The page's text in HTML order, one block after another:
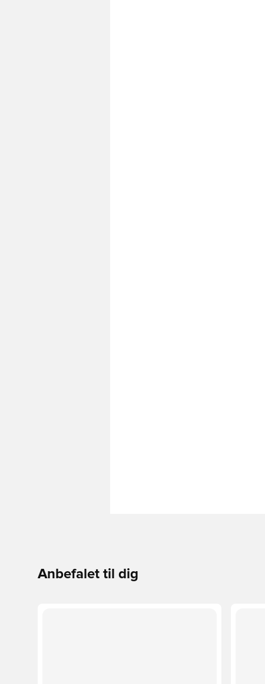
Anbefalet til dig